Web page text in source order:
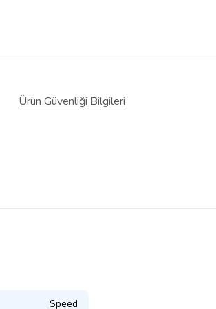
Ürün Güvenliği Bilgileri
Speed